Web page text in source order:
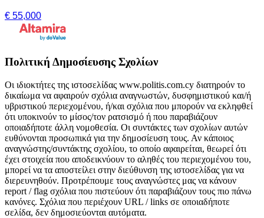
€ 55,000
Πολιτική Δημοσίευσης Σχολίων
Οι ιδιοκτήτες της ιστοσελίδας www.politis.com.cy διατηρούν το
δικαίωμα να αφαιρούν σχόλια αναγνωστών, δυσφημιστικού και/ή
υβριστικού περιεχομένου, ή/και σχόλια που μπορούν να εκληφθεί
ότι υποκινούν το μίσος/τον ρατσισμό ή που παραβιάζουν
οποιαδήποτε άλλη νομοθεσία. Οι συντάκτες των σχολίων αυτών
ευθύνονται προσωπικά για την δημοσίευση τους. Αν κάποιος
αναγνώστης/συντάκτης σχολίου, το οποίο αφαιρείται, θεωρεί ότι
έχει στοιχεία που αποδεικνύουν το αληθές του περιεχομένου του,
μπορεί να τα αποστείλει στην διεύθυνση της ιστοσελίδας για να
διερευνηθούν. Προτρέπουμε τους αναγνώστες μας να κάνουν
report / flag σχόλια που πιστεύουν ότι παραβιάζουν τους πιο πάνω
κανόνες. Σχόλια που περιέχουν URL / links σε οποιαδήποτε
σελίδα, δεν δημοσιεύονται αυτόματα.